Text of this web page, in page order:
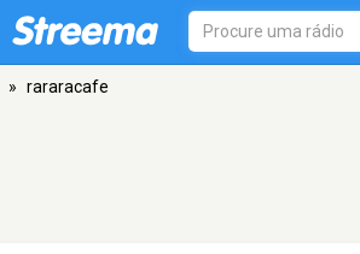
» rararacafe